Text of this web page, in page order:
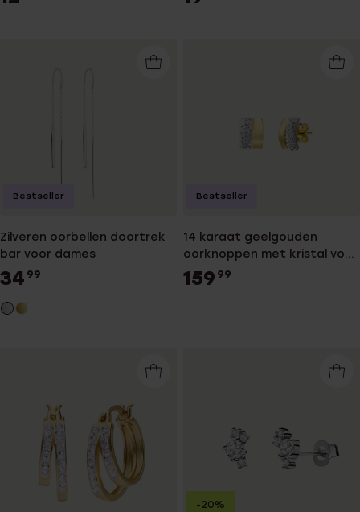
Zilveren oorbellen doortrek
bar voor dames
34 99
Bestseller
14 karaat geelgouden
oorknoppen met kristal voor
dames
159 99
Bestseller
-20%